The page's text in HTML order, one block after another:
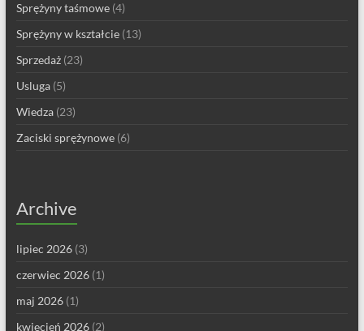
Sprężyny taśmowe(4)
Sprężyny w kształcie(13)
Sprzedaż(23)
Usluga(5)
Wiedza(23)
Zaciski sprężynowe(6)
Archive
lipiec 2026(3)
czerwiec 2026(1)
maj 2026(1)
kwiecień 2026(2)